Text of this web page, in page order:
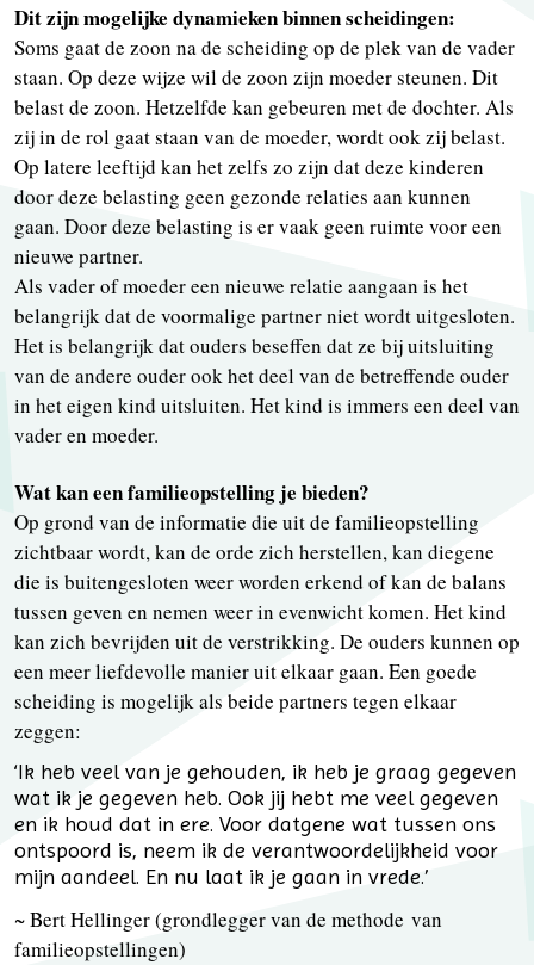
Dit zijn mogelijke dynamieken binnen scheidingen:
Soms gaat de zoon na de scheiding op de plek van de vader
staan. Op deze wijze wil de zoon zijn moeder steunen. Dit
belast de zoon. Hetzelfde kan gebeuren met de dochter. Als
zij in de rol gaat staan van de moeder, wordt ook zij belast.
Op latere leeftijd kan het zelfs zo zijn dat deze kinderen
door deze belasting geen gezonde relaties aan kunnen
gaan. Door deze belasting is er vaak geen ruimte voor een
nieuwe partner.
Als vader of moeder een nieuwe relatie aangaan is het
belangrijk dat de voormalige partner niet wordt uitgesloten.
Het is belangrijk dat ouders beseffen dat ze bij uitsluiting
van de andere ouder ook het deel van de betreffende ouder
in het eigen kind uitsluiten. Het kind is immers een deel van
vader en moeder.
Wat kan een familieopstelling je bieden?
Op grond van de informatie die uit de familieopstelling
zichtbaar wordt, kan de orde zich herstellen, kan diegene
die is buitengesloten weer worden erkend of kan de balans
tussen geven en nemen weer in evenwicht komen. Het kind
kan zich bevrijden uit de verstrikking. De ouders kunnen op
een meer liefdevolle manier uit elkaar gaan. Een goede
scheiding is mogelijk als beide partners tegen elkaar
zeggen:
‘Ik heb veel van je gehouden, ik heb je graag gegeven
wat ik je gegeven heb. Ook jij hebt me veel gegeven
en ik houd dat in ere. Voor datgene wat tussen ons
ontspoord is, neem ik de verantwoordelijkheid voor
mijn aandeel. En nu laat ik je gaan in vrede.’
~ Bert Hellinger (grondlegger van de methode van
familieopstellingen)